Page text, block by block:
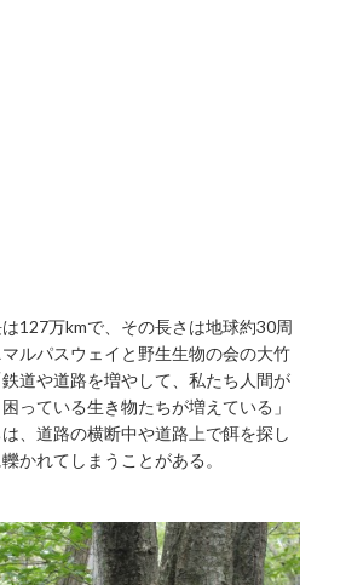
127万kmで、その長さは地球約30周
ルパスウェイと野生生物の会の大竹
道や道路を増やして、私たち人間が
っている生き物たちが増えている」
、道路の横断中や道路上で餌を探し
かれてしまうことがある。